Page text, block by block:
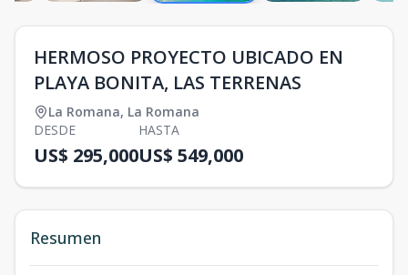
HERMOSO PROYECTO UBICADO EN
PLAYA BONITA, LAS TERRENAS
La Romana, La Romana
DESDE
US$ 295,000
HASTA
US$ 549,000
Resumen